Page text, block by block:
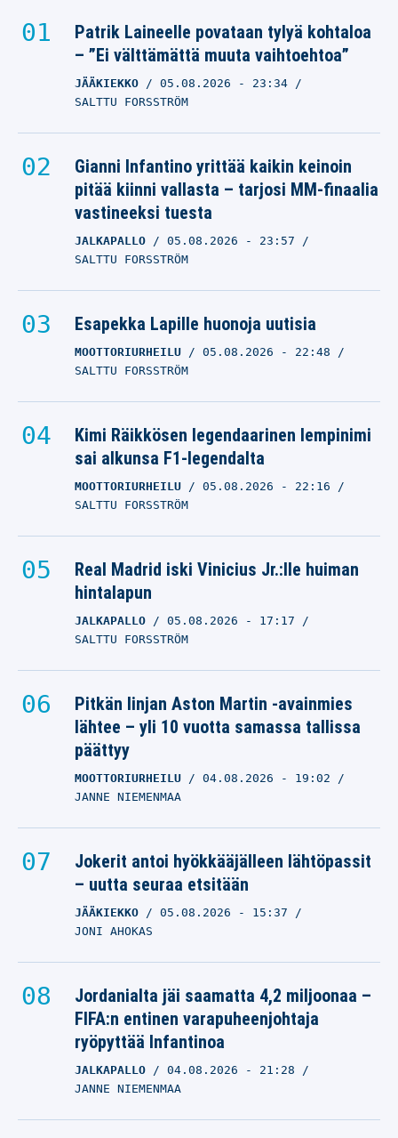
Patrik Laineelle povataan tylyä kohtaloa
– ”Ei välttämättä muuta vaihtoehtoa”
JÄÄKIEKKO 05.08.2026 - 23:34
SALTTU FORSSTRÖM
Gianni Infantino yrittää kaikin keinoin
pitää kiinni vallasta – tarjosi MM-finaalia
vastineeksi tuesta
JALKAPALLO 05.08.2026 - 23:57
SALTTU FORSSTRÖM
Esapekka Lapille huonoja uutisia
MOOTTORIURHEILU 05.08.2026 - 22:48
SALTTU FORSSTRÖM
Kimi Räikkösen legendaarinen lempinimi
sai alkunsa F1-legendalta
MOOTTORIURHEILU 05.08.2026 - 22:16
SALTTU FORSSTRÖM
Real Madrid iski Vinicius Jr.:lle huiman
hintalapun
JALKAPALLO 05.08.2026 - 17:17
SALTTU FORSSTRÖM
Pitkän linjan Aston Martin -avainmies
lähtee – yli 10 vuotta samassa tallissa
päättyy
MOOTTORIURHEILU 04.08.2026 - 19:02
JANNE NIEMENMAA
Jokerit antoi hyökkääjälleen lähtöpassit
– uutta seuraa etsitään
JÄÄKIEKKO 05.08.2026 - 15:37
JONI AHOKAS
Jordanialta jäi saamatta 4,2 miljoonaa –
FIFA:n entinen varapuheenjohtaja
ryöpyttää Infantinoa
JALKAPALLO 04.08.2026 - 21:28
JANNE NIEMENMAA